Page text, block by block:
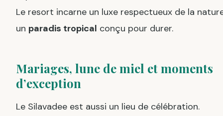
Le resort incarne un luxe respectueux de la
un paradis tropical conçu pour durer.
Mariages, lune de miel et moments
d’exception
Le Silavadee est aussi un lieu de célébration.